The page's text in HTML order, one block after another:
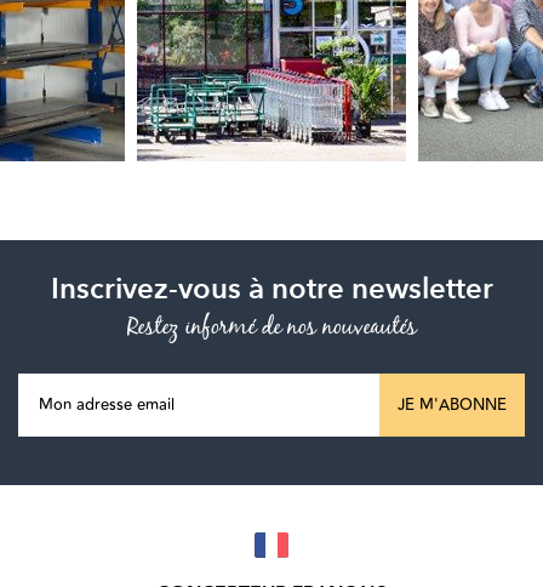
Inscrivez-vous à notre newsletter
Restez informé de nos nouveautés
JE M'ABONNE